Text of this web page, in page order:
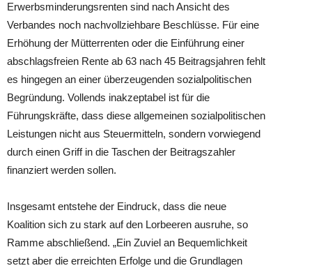
Erwerbsminderungsrenten sind nach Ansicht des
Verbandes noch nachvollziehbare Beschlüsse. Für eine
Erhöhung der Mütterrenten oder die Einführung einer
abschlagsfreien Rente ab 63 nach 45 Beitragsjahren fehlt
es hingegen an einer überzeugenden sozialpolitischen
Begründung. Vollends inakzeptabel ist für die
Führungskräfte, dass diese allgemeinen sozialpolitischen
Leistungen nicht aus Steuermitteln, sondern vorwiegend
durch einen Griff in die Taschen der Beitragszahler
finanziert werden sollen.
Insgesamt entstehe der Eindruck, dass die neue
Koalition sich zu stark auf den Lorbeeren ausruhe, so
Ramme abschließend. „Ein Zuviel an Bequemlichkeit
setzt aber die erreichten Erfolge und die Grundlagen